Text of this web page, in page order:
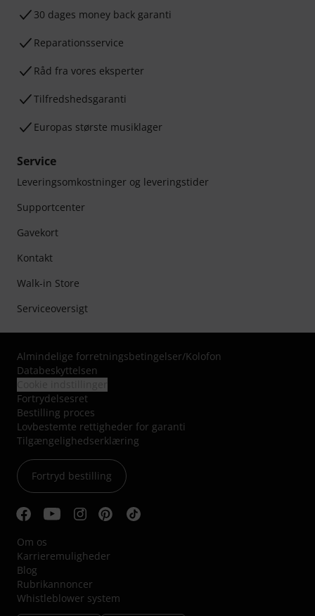
30 dages money back garanti
Reparationsservice
Råd fra vores eksperter
Tilfredshedsgaranti
Europas største musiklager
Service
Leveringsomkostninger og leveringstider
Supportcenter
Gavekort
Kontakt
Walk-in Store
Serviceoversigt
Almindelige forretningsbetingelser/Kolofon
Databeskyttelsen
Fortrydelsesret
Bestilling proces
Lovbestemte rettigheder for garanti
Tilgængelighedserklæring
Fortryd bestilling
Om os
Karrieremuligheder
Blog
Rubrikannoncer
Whistleblower system